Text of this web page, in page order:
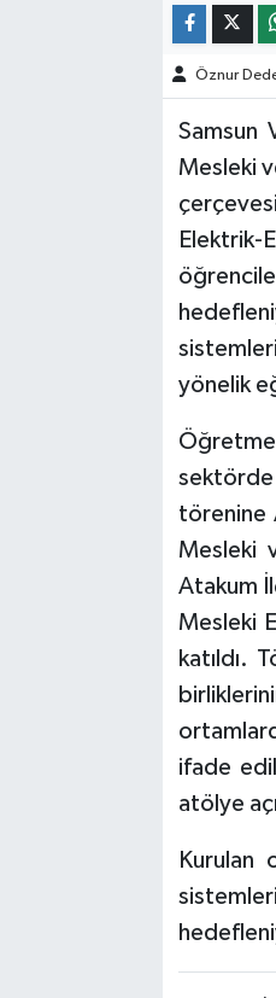
Öznur
Samsun
Mesleki
yönelik
sektörde
törenine
Mesleki
Atakum
Mesleki
katıldı.
ifade
atölye
Kurulan